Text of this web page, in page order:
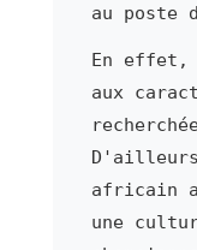
au poste
En effet,
aux
africain
une